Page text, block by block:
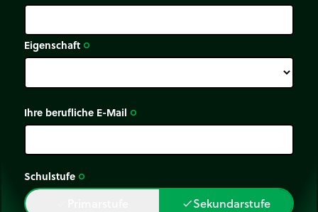
Eigenschaft trip_origin
Ihre berufliche E-Mail trip_origin
Schulstufe trip_origin
doneSekundarstufe